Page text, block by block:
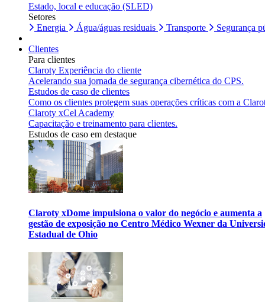
Estado, local e educação (SLED)
Setores
Energia
Água/águas residuais Transporte Segurança
Clientes
Para clientes
Claroty Experiência do cliente
Acelerando sua jornada de segurança cibernética do CPS.
Estudos de caso de clientes
Como os clientes protegem suas operações críticas com a
Claroty xCel Academy
Capacitação e treinamento para clientes.
Estudos de caso em destaque
Claroty xDome impulsiona o valor do negócio e aumenta a
gestão de exposição no Centro Médico Wexner da
Estadual de Ohio